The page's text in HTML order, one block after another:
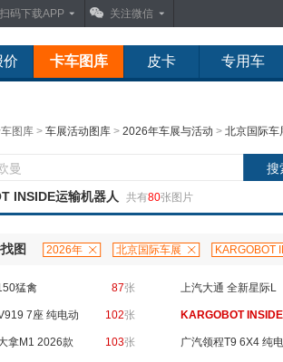
扫码下载APP 关注微信
价 卡车图库 皮卡 专用车
图库 >车展活动图库 >2026年车展与活动 >北京国际车
INSIDE运输机器人 共有80张图片
图 2026年 北京国际车展 KARGOBOT
猛禽 87张 上汽大通 全新星际L
7座 纯电动 102张 KARGOBOT
机器人
拿M1 2026款 103张 广汽领程T9 6X4 纯